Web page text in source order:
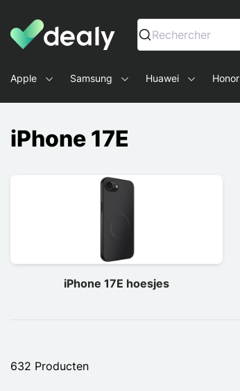
Dealy - Telefoonhoesjes en Accessoires
Rechercher
Apple Samsung Huawei Honor
iPhone 17E
iPhone 17E hoesjes
632 Producten